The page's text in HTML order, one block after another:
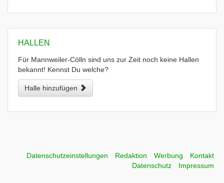
HALLEN
Für Mannweiler-Cölln sind uns zur Zeit noch keine Hallen
bekannt! Kennst Du welche?
Halle hinzufügen
Datenschutzeinstellungen Redaktion Werbung
Kontakt
Datenschutz
Impressum